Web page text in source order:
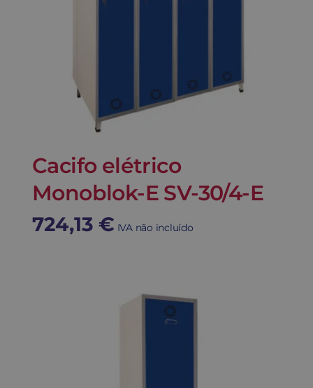
Cacifo elétrico
Monoblok-E SV-30/4-E
724,13 € IVA não incluído